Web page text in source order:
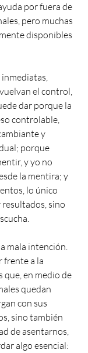
por fuera de
pero muchas
disponibles
el control,
dar porque la
controlable,
y
porque
y yo no
la mentira; y
lo único
resultados, sino
mala intención.
frente a la
que, en medio de
quedan
con sus
sino también
de asentarnos,
algo esencial: